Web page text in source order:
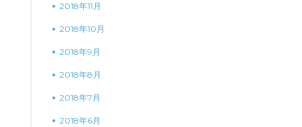
2018年11月
2018年10月
2018年9月
2018年8月
2018年7月
2018年6月